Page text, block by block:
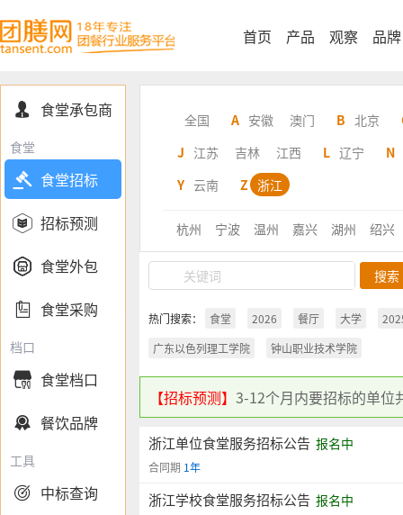
首页 产品 观察 品牌
 食堂承包商
食堂
 食堂招标
 招标预测
 食堂外包
 食堂采购
档口
 食堂档口
 餐饮品牌
工具
 中标查询
全国 A 安徽 澳门 B 北京
J 江苏 吉林 江西 L 辽宁
N
Y 云南 Z 浙江
杭州 宁波 温州 嘉兴 湖州 绍兴
热门搜索： 食堂 2026 餐厅 大学
广东以色列理工学院
钟山职业技术学院
【招标预测】 3-12个月内要招标的单位
浙江单位食堂服务招标公告 报名中
合同期 1年
浙江学校食堂服务招标公告 报名中